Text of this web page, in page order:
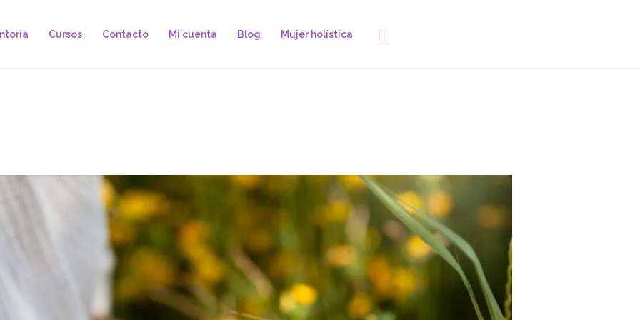
Cursos Contacto Mi cuenta Blog Mujer holística Buscar